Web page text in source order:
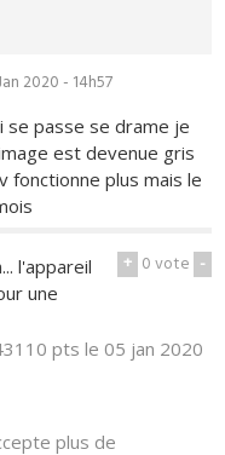
2020 - 14h57
se passe se drame je
est devenue gris
fonctionne plus mais le
+ 0vote -
l'appareil
une
ptsle 05 jan 2020
plus de